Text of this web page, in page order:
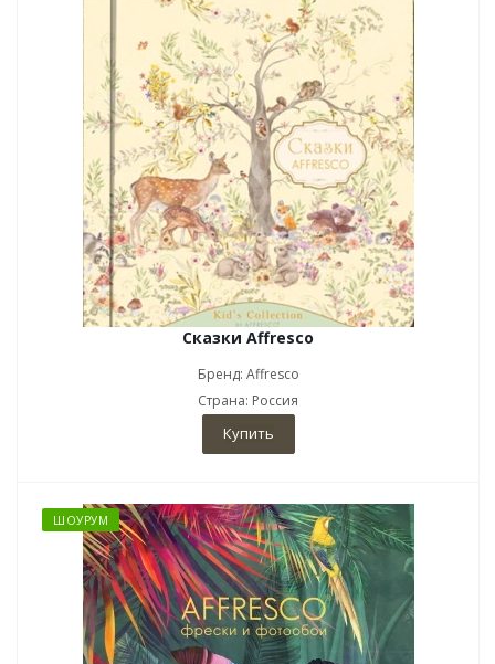
Сказки Affresco
Бренд: Affresco
Страна: Россия
Купить
ШОУРУМ